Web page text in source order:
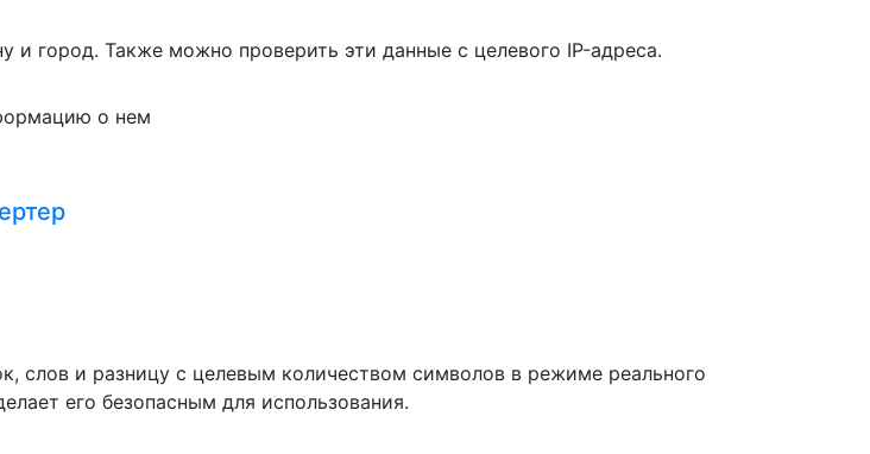
и город. Также можно проверить эти данные с целевого IP-адреса.
о нем
слов и разницу с целевым количеством символов в режиме реального
его безопасным для использования.